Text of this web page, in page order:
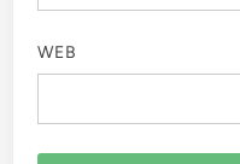
WEB